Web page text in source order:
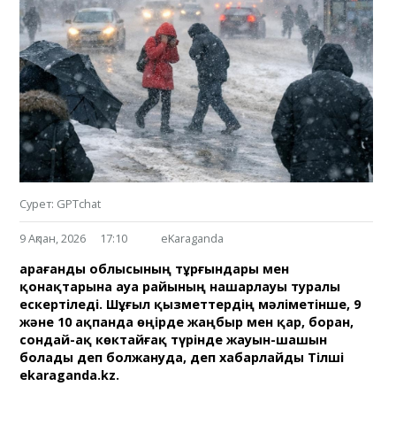
Сурет: GPTchat
9 Ақпан, 2026 17:10 eKaraganda
Қарағанды облысының тұрғындары мен
қонақтарына ауа райының нашарлауы туралы
ескертіледі. Шұғыл қызметтердің мәліметінше, 9
және 10 ақпанда өңірде жаңбыр мен қар, боран,
сондай-ақ көктайғақ түрінде жауын-шашын
болады деп болжануда, деп хабарлайды Тілші
ekaraganda.kz.